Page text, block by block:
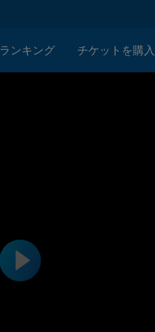
ランキング チケットを購入